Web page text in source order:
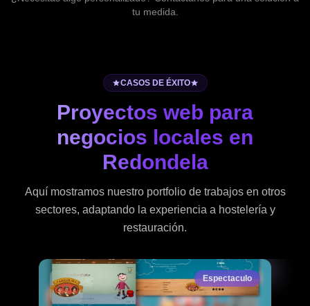
tu medida.
CASOS DE ÉXITO
Proyectos web para
negocios locales en
Redondela
Aquí mostramos nuestro portfolio de trabajos en otros
sectores, adaptando la experiencia a hostelería y
restauración.
Espectaculo